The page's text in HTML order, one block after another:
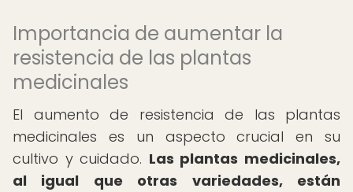
Importancia de aumentar la
resistencia de las plantas
medicinales
El aumento de resistencia de las plantas
medicinales es un aspecto crucial en su
cultivo y cuidado. Las plantas medicinales,
al igual que otras variedades, están